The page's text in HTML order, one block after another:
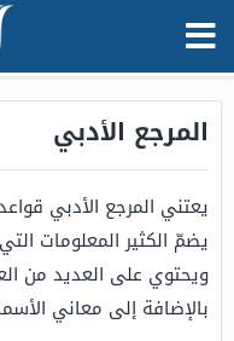
المرجع الأدبي
يعتني المرجع الأدبي
يضمّ الكثير المعلومات
ويحتوي على العديد من
بالإضافة إلى معاني